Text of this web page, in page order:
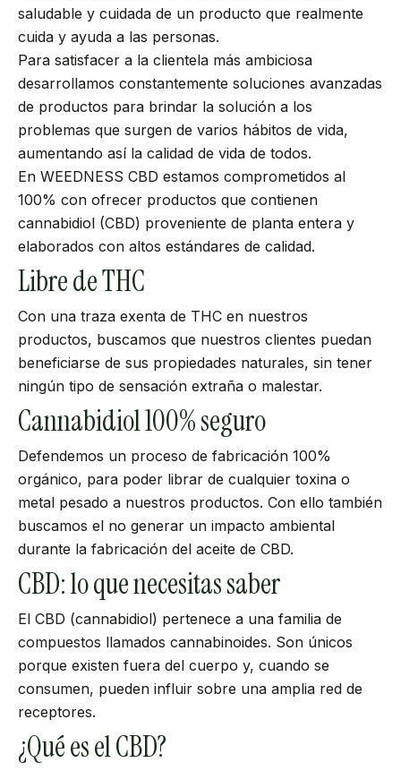
saludable y cuidada de un producto que realmente
cuida y ayuda a las personas.
Para satisfacer a la clientela más ambiciosa
desarrollamos constantemente soluciones avanzadas
de productos para brindar la solución a los
problemas que surgen de varios hábitos de vida,
aumentando así la calidad de vida de todos.
En WEEDNESS CBD estamos comprometidos al
100% con ofrecer productos que contienen
cannabidiol (CBD) proveniente de planta entera y
elaborados con altos estándares de calidad.
Libre de THC
Con una traza exenta de THC en nuestros
productos, buscamos que nuestros clientes puedan
beneficiarse de sus propiedades naturales, sin tener
ningún tipo de sensación extraña o malestar.
Cannabidiol 100% seguro
Defendemos un proceso de fabricación 100%
orgánico, para poder librar de cualquier toxina o
metal pesado a nuestros productos. Con ello también
buscamos el no generar un impacto ambiental
durante la fabricación del aceite de CBD.
CBD: lo que necesitas saber
El CBD (cannabidiol) pertenece a una familia de
compuestos llamados cannabinoides. Son únicos
porque existen fuera del cuerpo y, cuando se
consumen, pueden influir sobre una amplia red de
receptores.
¿Qué es el CBD?